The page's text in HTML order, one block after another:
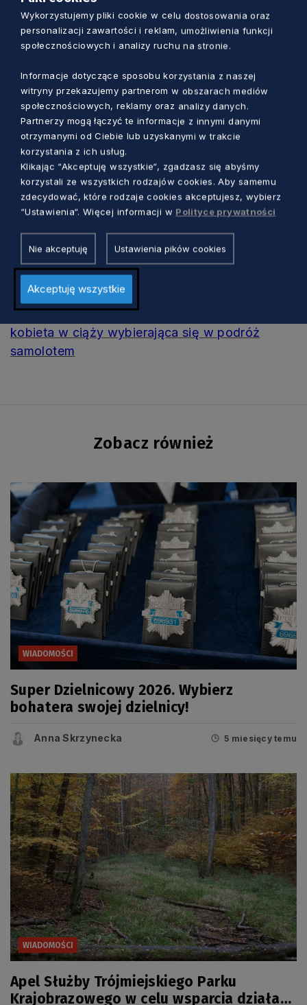
przewozić. Zazwyczaj są ładowane do
samolotu tuż przy schodach. Przy stanowisku
biletowo-bagażowym można oddać wózek jako
wziąć ze sobą i oddać przy samym samolocie.
Nie można wziąć wózka ze sobą do kabiny
samolotu. – dodaje Tomczyńska.
Przed każdą podróżą należy sprawdzić jakie
regulacje dotyczące podróży z dzieckiem ma
wybrana przez nas linia lotnicza. – Zazwyczaj
jest tak, że dzieci do drugiego roku życia
bilet. – mówi Tomczyńska.
Zobacz także:O czym powinna pamiętać
kobieta w ciąży wybierająca się w podróż
samolotem
Zobacz również
WIADOMOŚCI
Super Dzielnicowy 2026. Wybierz
bohatera swojej dzielnicy!
Anna Skrzynecka 5 miesięcy temu
WIADOMOŚCI
Apel Służby Trójmiejskiego Parku
Krajobrazowego w celu wsparcia działań
Wykorzystujemy pliki cookie w celu dostosowania oraz
personalizacji zawartości i reklam, umożliwienia funkcji
społecznościowych i analizy ruchu na stronie.
Informacje dotyczące sposobu korzystania z naszej
witryny przekazujemy partnerom w obszarach mediów
społecznościowych, reklamy oraz analizy danych.
Partnerzy mogą łączyć te informacje z innymi danymi
otrzymanymi od Ciebie lub uzyskanymi w trakcie
korzystania z ich usług.
Klikając “Akceptuję wszystkie“, zgadzasz się abyśmy
korzystali ze wszystkich rodzajów cookies. Aby samemu
zdecydować, które rodzaje cookies akceptujesz, wybierz
“Ustawienia“. Więcej informacji w Polityce prywatności
Nie akceptuję Ustawienia pików cookies
Akceptuję wszystkie